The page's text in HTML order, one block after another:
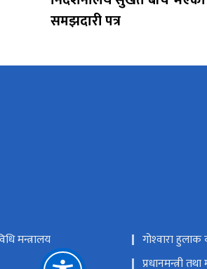
समझदारी पत्र
मन्त्रालय
गोश्‍वारा हुलाक
प्रधानमन्त्री